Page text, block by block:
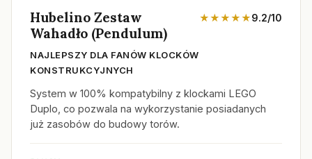
Hubelino Zestaw
Wahadło (Pendulum)
★★★★★9.2/10
NAJLEPSZY DLA FANÓW KLOCKÓW
KONSTRUKCYJNYCH
System w 100% kompatybilny z klockami LEGO
Duplo, co pozwala na wykorzystanie posiadanych
już zasobów do budowy torów.